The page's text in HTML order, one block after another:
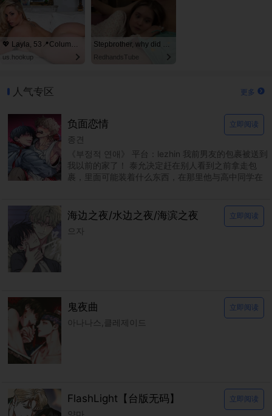
us.hookup RedhandsTube
人气专区 更多
负面恋情
종견
《부정적 연애》 平台：lezhin 我前男友的包裹被送到
我以前的家了！ 泰允决定赶在别人看到之前拿走包
裹，里面可能装着什么东西，在那里他与高中同学在
立即阅读
海边之夜/水边之夜/海滨之夜
으자
立即阅读
鬼夜曲
아나나스,클레제이드
立即阅读
FlashLight【台版无码】 立即阅读